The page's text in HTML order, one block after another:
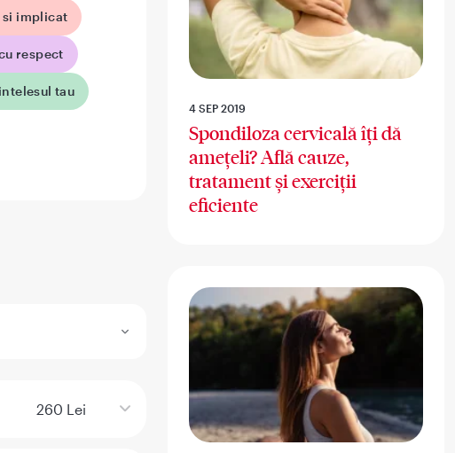
si implicat
respect
tau
260 Lei
4 SEP 2019
Spondiloza cervicală îți dă
amețeli? Află cauze,
tratament și exerciții
eficiente